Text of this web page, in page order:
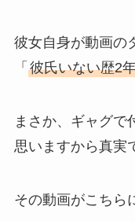
彼女自身が動画の
「 彼氏いない歴2
まさか、ギャグで
思いますから真実
その動画がこちら